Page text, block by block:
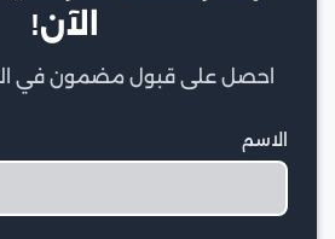
الآن!
احصل على قبول مضمون في
الاسم